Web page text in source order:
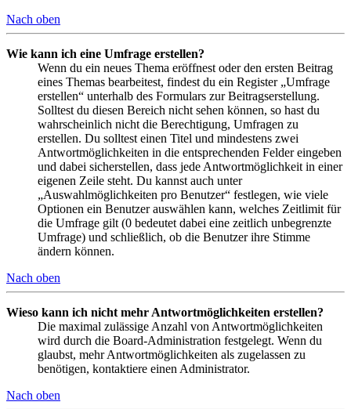
Nach oben
Wie kann ich eine Umfrage erstellen?
Wenn du ein neues Thema eröffnest oder den ersten Beitrag
eines Themas bearbeitest, findest du ein Register „Umfrage
erstellen“ unterhalb des Formulars zur Beitragserstellung.
Solltest du diesen Bereich nicht sehen können, so hast du
wahrscheinlich nicht die Berechtigung, Umfragen zu
erstellen. Du solltest einen Titel und mindestens zwei
Antwortmöglichkeiten in die entsprechenden Felder eingeben
und dabei sicherstellen, dass jede Antwortmöglichkeit in einer
eigenen Zeile steht. Du kannst auch unter
„Auswahlmöglichkeiten pro Benutzer“ festlegen, wie viele
Optionen ein Benutzer auswählen kann, welches Zeitlimit für
die Umfrage gilt (0 bedeutet dabei eine zeitlich unbegrenzte
Umfrage) und schließlich, ob die Benutzer ihre Stimme
ändern können.
Nach oben
Wieso kann ich nicht mehr Antwortmöglichkeiten erstellen?
Die maximal zulässige Anzahl von Antwortmöglichkeiten
wird durch die Board-Administration festgelegt. Wenn du
glaubst, mehr Antwortmöglichkeiten als zugelassen zu
benötigen, kontaktiere einen Administrator.
Nach oben